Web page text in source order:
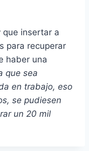
que insertar a
para recuperar
haber una
que sea
en trabajo, eso
se pudiesen
un 20 mil